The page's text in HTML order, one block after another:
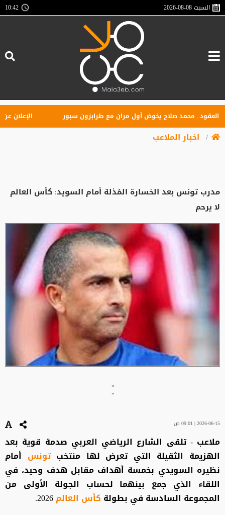
السبت2026-08-08
10:42
محمد صلاح يخوض أول مران مع طرابزون سبور الإعلان عن
اخبار الملاعب
مدرب تونس بعد الخسارة المُذلة أمام السويد: كأس العالم
لا يرحم
"
"
2026-06-15 | 09:01 ص
ملاعب - تلقى الشارع الرياضي العربي صدمة قوية بعد
الهزيمة الثقيلة التي تعرض لها منتخب تونس أمام
نظيره السويدي بخمسة أهداف مقابل هدف وحيد، في
اللقاء الذي جمع بينهما لحساب الجولة الأولى من
المجموعة السادسة في بطولة كأس العالم2026.